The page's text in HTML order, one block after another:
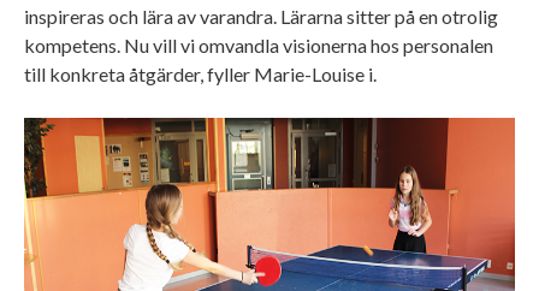
inspireras och lära av varandra. Lärarna sitter på en otrolig
kompetens. Nu vill vi omvandla visionerna hos personalen
till konkreta åtgärder, fyller Marie-Louise i.